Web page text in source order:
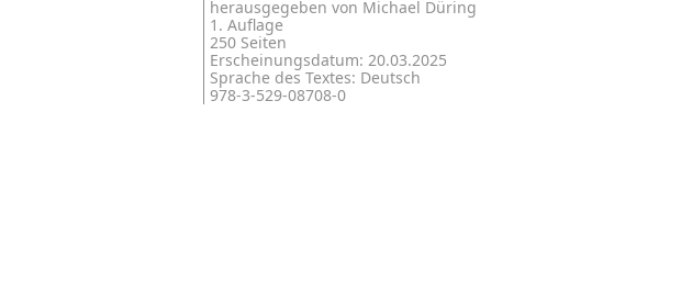
herausgegeben von Michael Düring
1. Auflage
250 Seiten
Erscheinungsdatum: 20.03.2025
Sprache des Textes: Deutsch
978-3-529-08708-0